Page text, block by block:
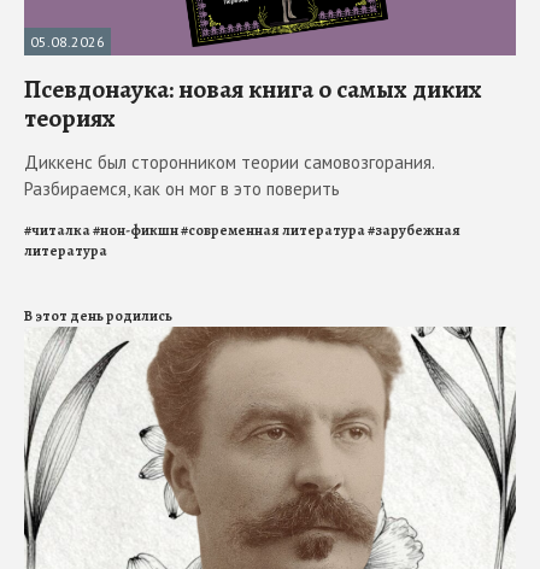
05.08.2026
Псевдонаука: новая книга о самых диких
теориях
Диккенс был сторонником теории самовозгорания.
Разбираемся, как он мог в это поверить
#читалка#нон-фикшн#современная литература#зарубежная
литература
В этот день родились